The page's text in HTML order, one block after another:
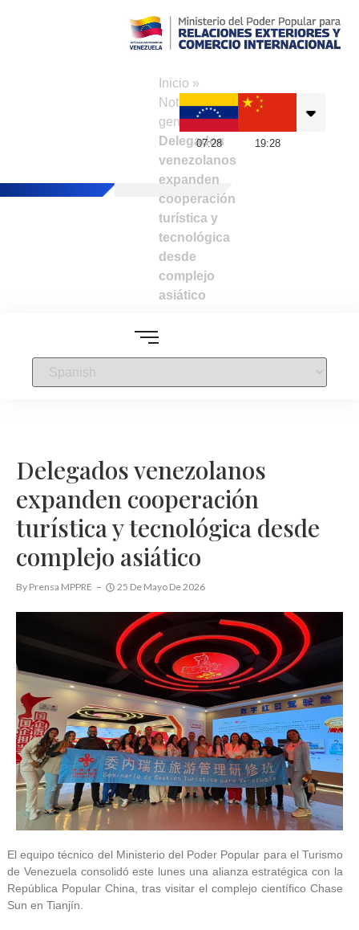
Inicio »
Noticias
generales»
Delegados
venezolanos
expanden
cooperación
turística y
tecnológica
desde
complejo
asiático
07:28 19:28
Delegados venezolanos
expanden cooperación
turística y tecnológica desde
complejo asiático
By Prensa MPPRE 25 De Mayo De 2026
El equipo técnico del Ministerio del Poder Popular para el Turismo
de Venezuela consolidó este lunes una alianza estratégica con la
República Popular China, tras visitar el complejo científico Chase
Sun en Tianjín.